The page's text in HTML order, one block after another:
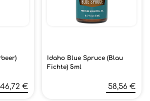
46,72 €
Idaho Blue Spruce (Blau
Fichte) 5ml
58,56 €